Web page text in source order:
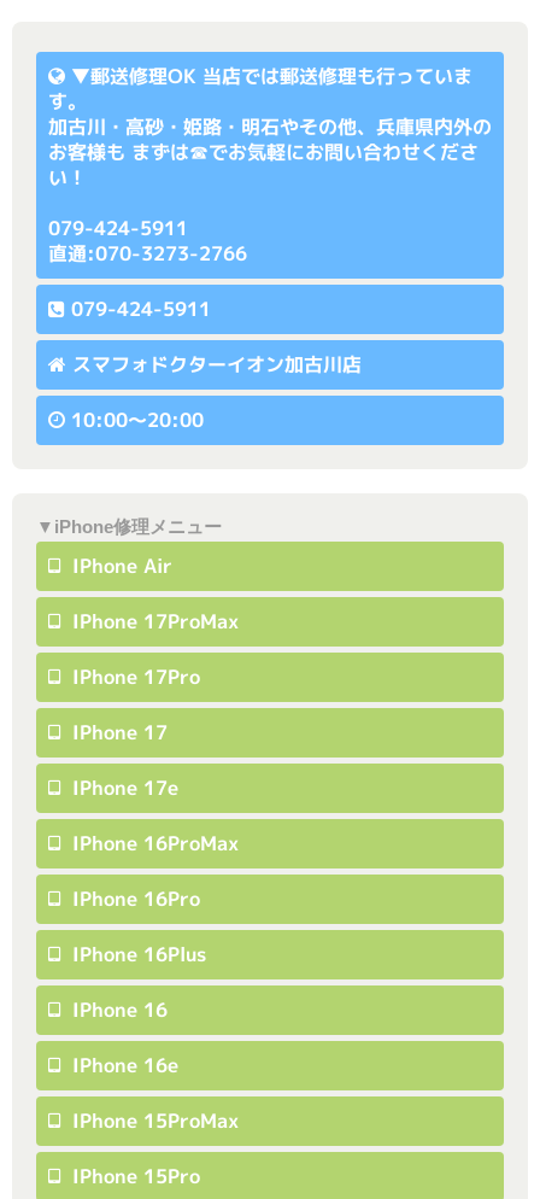
▼郵送修理OK 当店では郵送修理も行っていま
す。
加古川・高砂・姫路・明石やその他、兵庫県内外の
お客様も まずは☎でお気軽にお問い合わせくださ
い！
079-424-5911
直通:070-3273-2766
079-424-5911
スマフォドクターイオン加古川店
10:00〜20:00
▼iPhone修理メニュー
IPhone Air
IPhone 17ProMax
IPhone 17Pro
IPhone 17
IPhone 17e
IPhone 16ProMax
IPhone 16Pro
IPhone 16Plus
IPhone 16
IPhone 16e
IPhone 15ProMax
IPhone 15Pro